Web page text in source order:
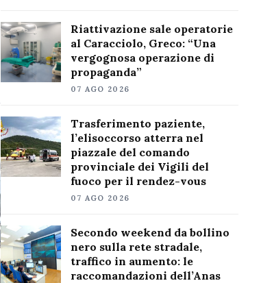
Riattivazione sale operatorie
al Caracciolo, Greco: “Una
vergognosa operazione di
propaganda”
07 AGO 2026
Trasferimento paziente,
l’elisoccorso atterra nel
piazzale del comando
provinciale dei Vigili del
fuoco per il rendez-vous
07 AGO 2026
Secondo weekend da bollino
nero sulla rete stradale,
traffico in aumento: le
raccomandazioni dell’Anas